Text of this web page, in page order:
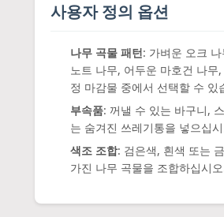
사용자 정의 옵션
나무 곡물 패턴: 가벼운 오크
노트 나무, 어두운 마호건 나무
정 마감물 중에서 선택할 수 있
부속품: 꺼낼 수 있는 바구니,
는 숨겨진 쓰레기통을 넣으십
색조 조합: 검은색, 흰색 또는
가진 나무 곡물을 조합하십시